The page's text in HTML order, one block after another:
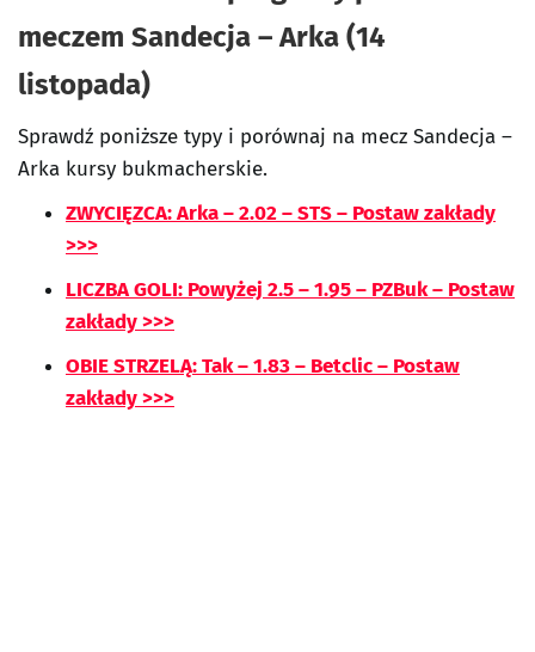
meczem Sandecja – Arka (14
listopada)
Sprawdź poniższe typy i porównaj na mecz Sandecja –
Arka kursy bukmacherskie.
ZWYCIĘZCA: Arka – 2.02 – STS – Postaw zakłady
>>>
LICZBA GOLI: Powyżej 2.5 – 1.95 – PZBuk – Postaw
zakłady >>>
OBIE STRZELĄ: Tak – 1.83 – Betclic – Postaw
zakłady >>>